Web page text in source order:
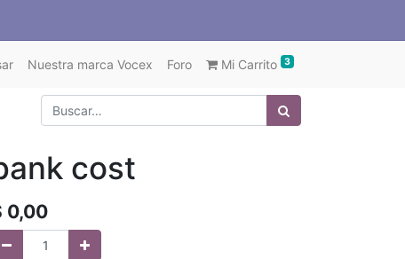
Nuestra marca Vocex Foro Mi Carrito 3
cost
0,00